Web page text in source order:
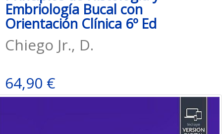
Embriología Bucal con
Orientación Clínica 6º Ed
Chiego Jr., D.
64,90 €